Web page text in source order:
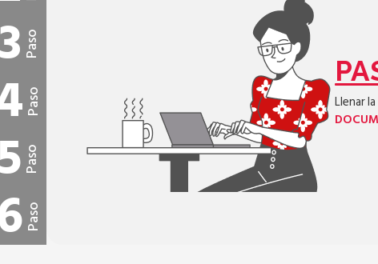
3Paso
Paso
Paso
Paso
Llenar